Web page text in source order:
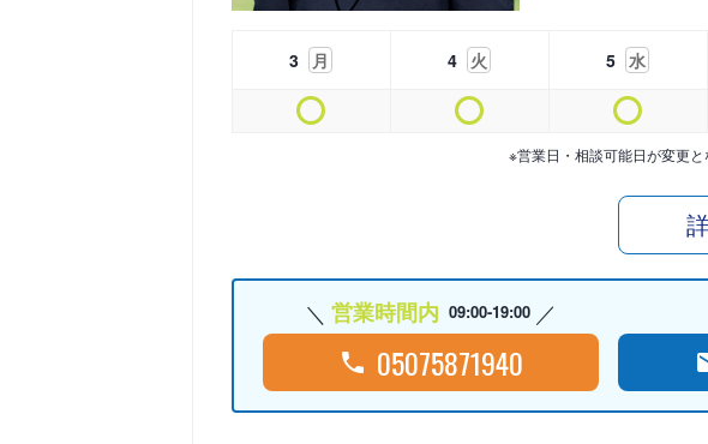
3 月 4 火 5 水
※営業日・相談可能日が変更
営業時間内 09:00-19:00
05075871940